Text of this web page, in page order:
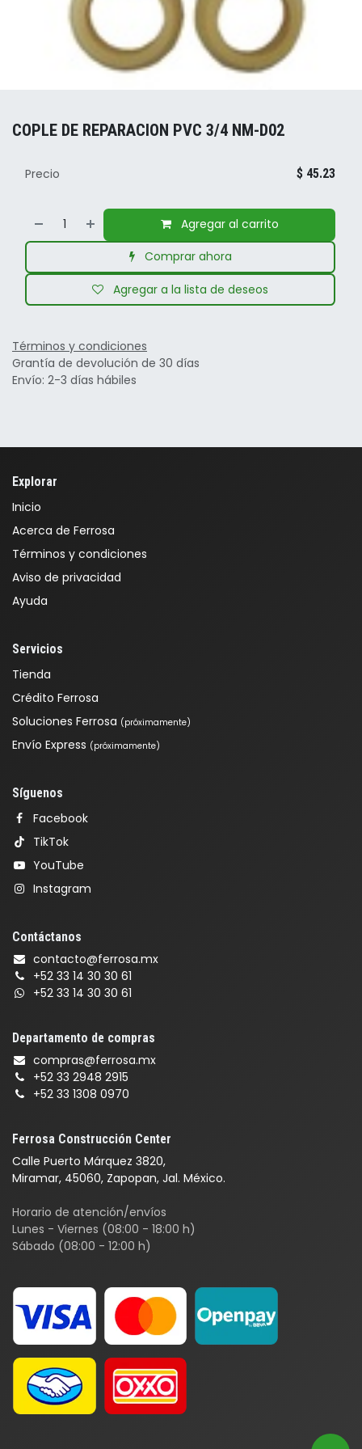
COPLE DE REPARACION PVC 3/4 NM-D02
Agregar al carrito
Comprar ahora
Agregar a la lista de deseos
Precio $ 45.23
Términos y condiciones
Grantía de devolución de 30 días
Envío: 2-3 días hábiles
Explorar
Inicio
Acerca de Ferrosa
Términos y condiciones
Aviso de privacidad
Ayuda
Servicios
Tienda
Crédito Ferrosa
Soluciones Ferrosa (próximamente)
Envío Express (próximamente)
Ferrosa Construcción Center
Calle Puerto Márquez 3820,
Miramar, 45060, Zapopan, Jal. México.
Horario de atención/envíos
Lunes - Viernes (08:00 - 18:00 h)
Sábado (08:00 - 12:00 h)
Síguenos
Facebook
TikTok
YouTube
Instagram
Contáctanos
contacto@ferrosa.mx
+52 33 14 30 30 61
+52 33 14 30 30 61
Departamento de compras
compras@ferrosa.mx
+52 33 2948 2915
+52 33 1308 0970